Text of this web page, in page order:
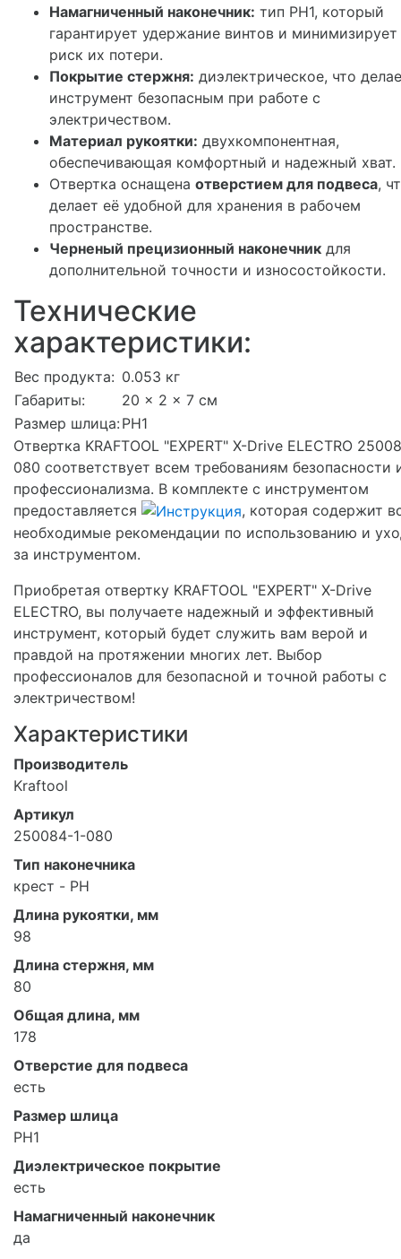
Намагниченный наконечник: тип PH1, который
гарантирует удержание винтов и минимизирует
риск их потери.
Покрытие стержня: диэлектрическое, что
инструмент безопасным при работе с
электричеством.
Материал рукоятки: двухкомпонентная,
обеспечивающая комфортный и надежный хват.
Отвертка оснащена отверстием для подвеса,
делает её удобной для хранения в рабочем
пространстве.
Черненый прецизионный наконечник для
дополнительной точности и износостойкости.
Технические
характеристики:
Вес продукта: 0.053 кг
Габариты:
20 x 2 x 7 см
Размер шлица: PH1
Отвертка KRAFTOOL "EXPERT" X-Drive ELECTRO
080 соответствует всем требованиям безопасности
профессионализма. В комплекте с инструментом
предоставляется
, которая содержит
необходимые рекомендации по использованию и
за инструментом.
Приобретая отвертку KRAFTOOL "EXPERT" X-Drive
ELECTRO, вы получаете надежный и эффективный
инструмент, который будет служить вам верой и
правдой на протяжении многих лет. Выбор
профессионалов для безопасной и точной работы с
электричеством!
Характеристики
Производитель
Kraftool
Артикул
250084-1-080
Тип наконечника
крест - PH
Длина рукоятки, мм
98
Длина стержня, мм
80
Общая длина, мм
178
Отверстие для подвеса
есть
Размер шлица
PH1
Диэлектрическое покрытие
есть
Намагниченный наконечник
да